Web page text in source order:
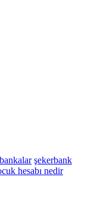
şekerbank
hesabı nedir